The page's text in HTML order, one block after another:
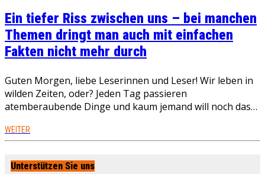
Ein tiefer Riss zwischen uns – bei manchen
Themen dringt man auch mit einfachen
Fakten nicht mehr durch
Guten Morgen, liebe Leserinnen und Leser! Wir leben in
wilden Zeiten, oder? Jeden Tag passieren
atemberaubende Dinge und kaum jemand will noch das…
WEITER
Unterstützen Sie uns